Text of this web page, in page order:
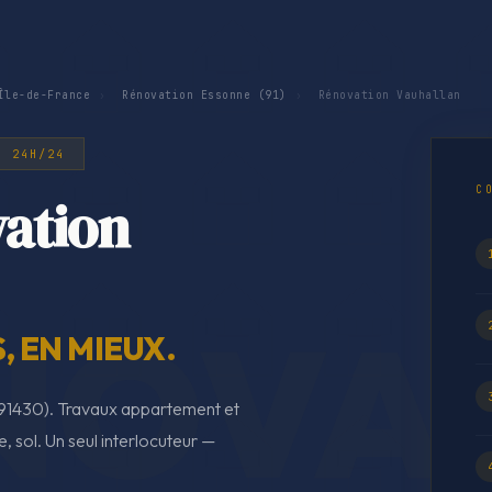
de-France Rénovation Essonne (91) Rénovation Vauhallan
24H/24
EN MIEUX.
Travaux appartement et
sol. Un seul interlocuteur —